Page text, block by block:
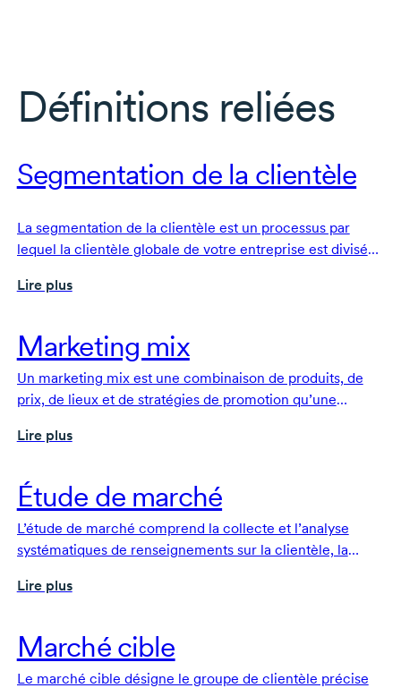
Définitions reliées
Segmentation de la clientèle
La segmentation de la clientèle est un processus par
lequel la clientèle globale de votre entreprise est divisée
Elle aide votre entreprise à cibler sa stratégie de vente
ou service.
Lire plus
Marketing mix
Un marketing mix est une combinaison de produits, de
prix, de lieux et de stratégies de promotion qu’une
de la concurrence.
Lire plus
Étude de marché
L’étude de marché comprend la collecte et l’analyse
systématiques de renseignements sur la clientèle, la
d’obtenir des renseignements sur les besoins, les
consommatrices et consommateurs.
Lire plus
Marché cible
Le marché cible désigne le groupe de clientèle précise